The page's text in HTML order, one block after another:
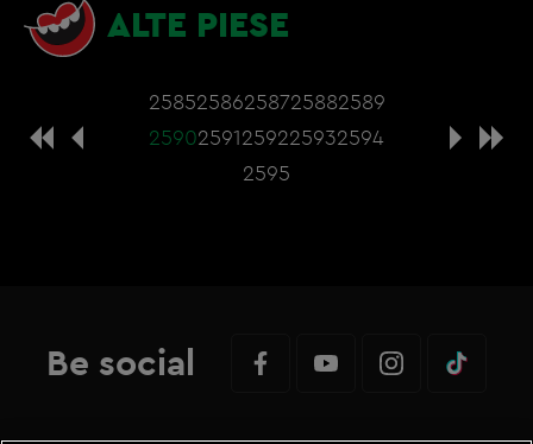
ALTE PIESE
25852586258725882589
25902591259225932594
2595
Be social